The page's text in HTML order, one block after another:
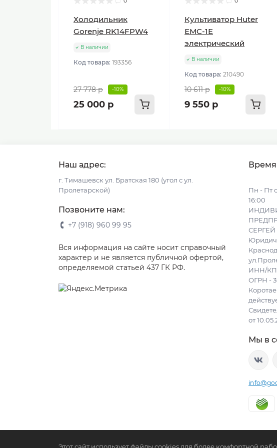
Холодильник
Gorenje RK14FPW4
В наличии
Код товара: 193356
27 778 р -10%
25 000 р
Культиватор Huter
ЕМС-1E
электрический
В наличии
Код товара: 210490
10 611 р -10%
9 550 р
Наш адрес:
г. Тимашевск ул. Братская 180 (угол с ул.
Пролетарской)
Позвоните нам:
+7 (918) 960 99 95
Вся информация на сайте носит справочный
характер и не является публичной офертой,
определяемой статьей 437 ГК РФ.
Пн - Пт
16:00
ИНН/
ОГРН -
от
Мы в